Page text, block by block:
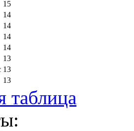
15
14
14
14
14
13
13
13
таблица